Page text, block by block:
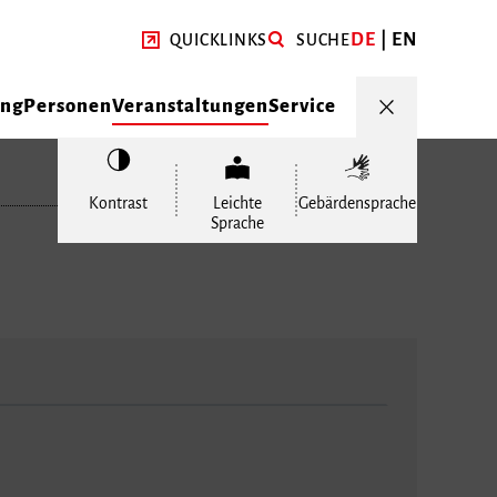
QUICKLINKS SUCHEDE EN
PersonenVeranstaltungenService
Kontrast
Leichte
Sprache
Gebärdensprache